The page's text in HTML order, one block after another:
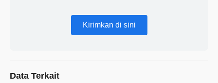
Kirimkan di sini
Data Terkait